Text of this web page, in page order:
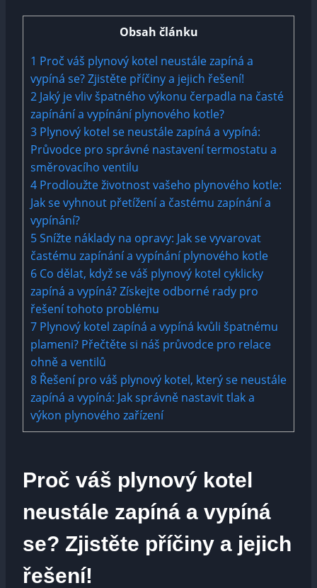
Obsah článku
1 Proč váš plynový kotel neustále zapíná a
vypíná se? Zjistěte příčiny a jejich řešení!
2 Jaký je vliv špatného výkonu čerpadla na časté
zapínání a vypínání plynového kotle?
3 Plynový kotel se neustále zapíná a vypíná:
Průvodce pro správné nastavení termostatu a
směrovacího ventilu
4 Prodloužte životnost vašeho plynového kotle:
Jak se vyhnout přetížení a častému zapínání a
vypínání?
5Snížte náklady na opravy: Jak se vyvarovat
častému zapínání a vypínání plynového kotle
6 Co dělat, když se váš plynový kotel cyklicky
zapíná a vypíná? Získejte odborné rady pro
řešení tohoto problému
7 Plynový kotel zapíná a vypíná kvůli špatnému
plameni? Přečtěte si náš průvodce pro relace
ohně a ventilů
8 Řešení pro váš plynový kotel, který se neustále
zapíná a vypíná: Jak správně nastavit tlak a
výkon plynového zařízení
Proč váš plynový kotel
neustále zapíná a vypíná
se? Zjistěte příčiny a jejich
řešení!